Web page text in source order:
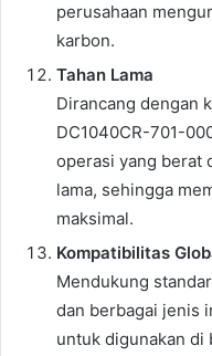
perusahaan
karbon.
Tahan Lama
Dirancang dengan
DC1040CR-701-
operasi yang berat
lama, sehingga
maksimal.
Kompatibilitas
Mendukung
dan berbagai jenis
untuk digunakan di